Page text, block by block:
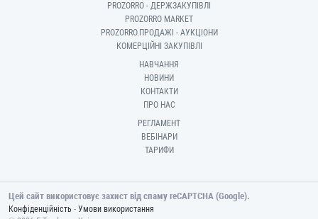
PROZORRO - ДЕРЖЗАКУПІВЛІ
PROZORRO MARKET
PROZORRO.ПРОДАЖІ - АУКЦІОНИ
КОМЕРЦІЙНІ ЗАКУПІВЛІ
НАВЧАННЯ
НОВИНИ
КОНТАКТИ
ПРО НАС
РЕГЛАМЕНТ
ВЕБІНАРИ
ТАРИФИ
Цей сайт використовує захист від спаму reCAPTCHA (Google).
Конфіденційність - Умови використання